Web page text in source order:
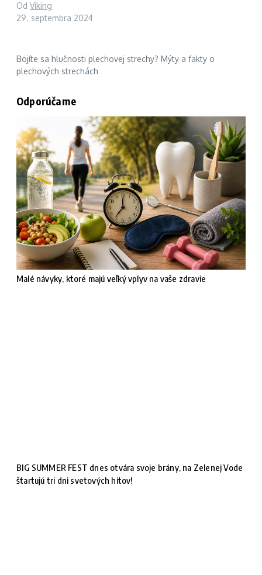
Od Viking
29. septembra 2024
Bojíte sa hlučnosti plechovej strechy? Mýty a fakty o
plechových strechách
Odporúčame
Malé návyky, ktoré majú veľký vplyv na vaše zdravie
BIG SUMMER FEST dnes otvára svoje brány, na Zelenej Vode
štartujú tri dni svetových hitov!